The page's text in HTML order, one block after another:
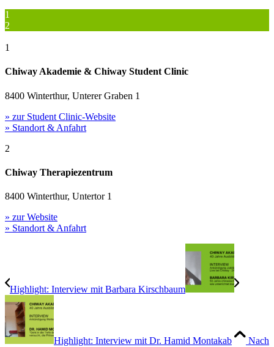
1
2
1
Chiway Akademie & Chiway Student Clinic
8400 Winterthur, Unterer Graben 1
» zur Student Clinic-Website
» Standort & Anfahrt
2
Chiway Therapiezentrum
8400 Winterthur, Untertor 1
» zur Website
» Standort & Anfahrt
Highlight: Interview mit Barbara Kirschbaum
Highlight: Interview mit Dr. Hamid Montakab
Nach